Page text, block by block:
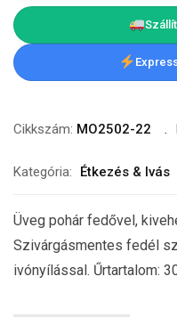
Cikkszám: MO2502-22
Kategória: Étkezés & Ivás
Üveg pohár fedővel,
Szivárgásmentes fedél
ivónyílással. Űrtartalom: